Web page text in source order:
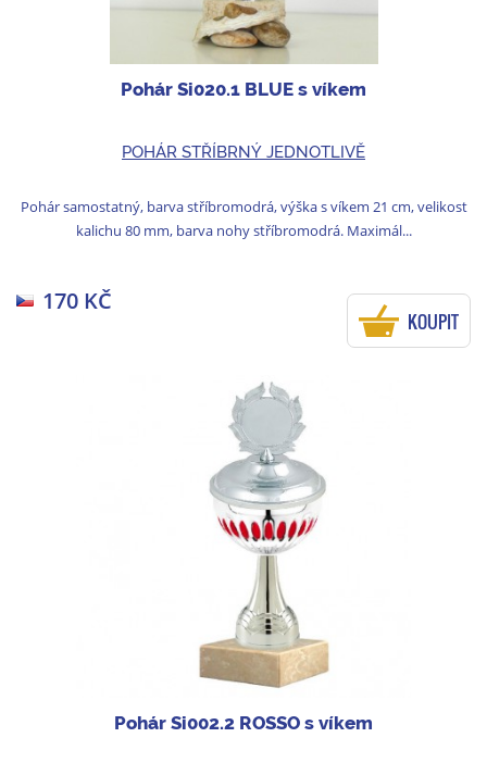
Pohár Si020.1 BLUE s víkem
POHÁR STŘÍBRNÝ JEDNOTLIVĚ
Pohár samostatný, barva stříbromodrá, výška s víkem 21 cm, velikost
kalichu 80 mm, barva nohy stříbromodrá. Maximál...
170 KČ
KOUPIT
Pohár Si002.2 ROSSO s víkem